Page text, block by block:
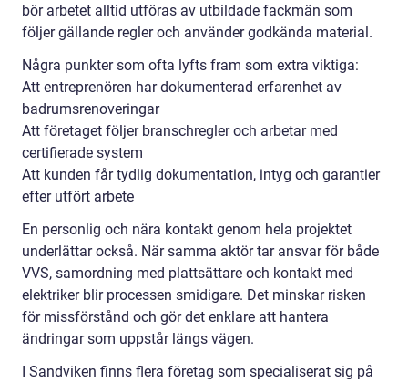
bör arbetet alltid utföras av utbildade fackmän som
följer gällande regler och använder godkända material.
Några punkter som ofta lyfts fram som extra viktiga:
Att entreprenören har dokumenterad erfarenhet av
badrumsrenoveringar
Att företaget följer branschregler och arbetar med
certifierade system
Att kunden får tydlig dokumentation, intyg och garantier
efter utfört arbete
En personlig och nära kontakt genom hela projektet
underlättar också. När samma aktör tar ansvar för både
VVS, samordning med plattsättare och kontakt med
elektriker blir processen smidigare. Det minskar risken
för missförstånd och gör det enklare att hantera
ändringar som uppstår längs vägen.
I Sandviken finns flera företag som specialiserat sig på